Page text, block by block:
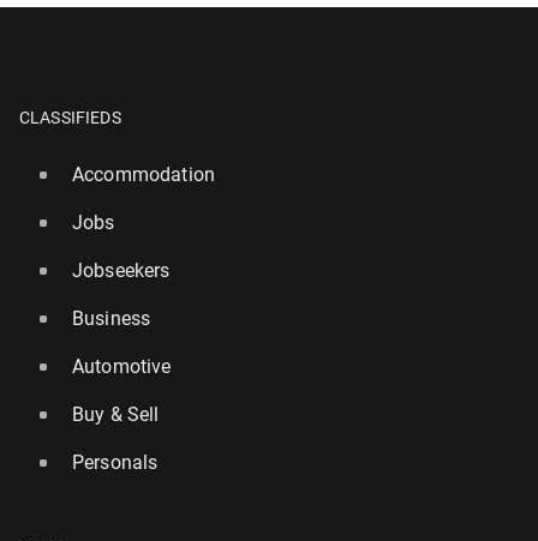
CLASSIFIEDS
Accommodation
Jobs
Jobseekers
Business
Automotive
Buy & Sell
Personals